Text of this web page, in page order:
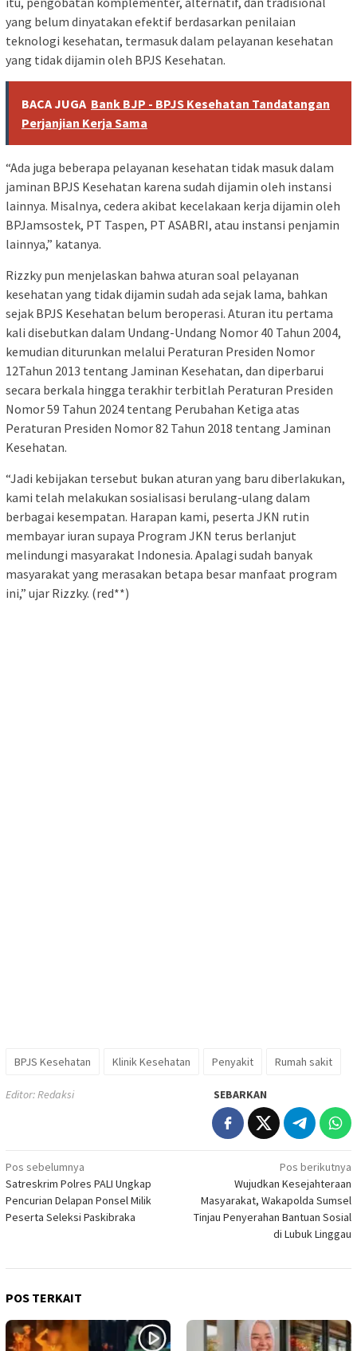
yang belum dinyatakan efektif berdasarkan penilaian
teknologi kesehatan, termasuk dalam pelayanan kesehatan
yang tidak dijamin oleh BPJS Kesehatan.
BACA JUGA Bank BJP - BPJS Kesehatan Tandatangan
Perjanjian Kerja Sama
“Ada juga beberapa pelayanan kesehatan tidak masuk dalam
jaminan BPJS Kesehatan karena sudah dijamin oleh instansi
lainnya. Misalnya, cedera akibat kecelakaan kerja dijamin oleh
BPJamsostek, PT Taspen, PT ASABRI, atau instansi penjamin
lainnya,” katanya.
Rizzky pun menjelaskan bahwa aturan soal pelayanan
kesehatan yang tidak dijamin sudah ada sejak lama, bahkan
sejak BPJS Kesehatan belum beroperasi. Aturan itu pertama
kali disebutkan dalam Undang-Undang Nomor 40 Tahun 2004,
kemudian diturunkan melalui Peraturan Presiden Nomor
12Tahun 2013 tentang Jaminan Kesehatan, dan diperbarui
secara berkala hingga terakhir terbitlah Peraturan Presiden
Nomor 59 Tahun 2024 tentang Perubahan Ketiga atas
Peraturan Presiden Nomor 82 Tahun 2018 tentang Jaminan
Kesehatan.
“Jadi kebijakan tersebut bukan aturan yang baru diberlakukan,
kami telah melakukan sosialisasi berulang-ulang dalam
berbagai kesempatan. Harapan kami, peserta JKN rutin
membayar iuran supaya Program JKN terus berlanjut
melindungi masyarakat Indonesia. Apalagi sudah banyak
masyarakat yang merasakan betapa besar manfaat program
ini,” ujar Rizzky. (red**)
BPJS Kesehatan Klinik Kesehatan Penyakit Rumah sakit
Editor: Redaksi SEBARKAN
Navigasi
pos
Pos sebelumnya
Satreskrim Polres PALI Ungkap
Pencurian Delapan Ponsel Milik
Peserta Seleksi Paskibraka
Pos berikutnya
Wujudkan Kesejahteraan
Masyarakat, Wakapolda Sumsel
Tinjau Penyerahan Bantuan Sosial
di Lubuk Linggau
POS TERKAIT